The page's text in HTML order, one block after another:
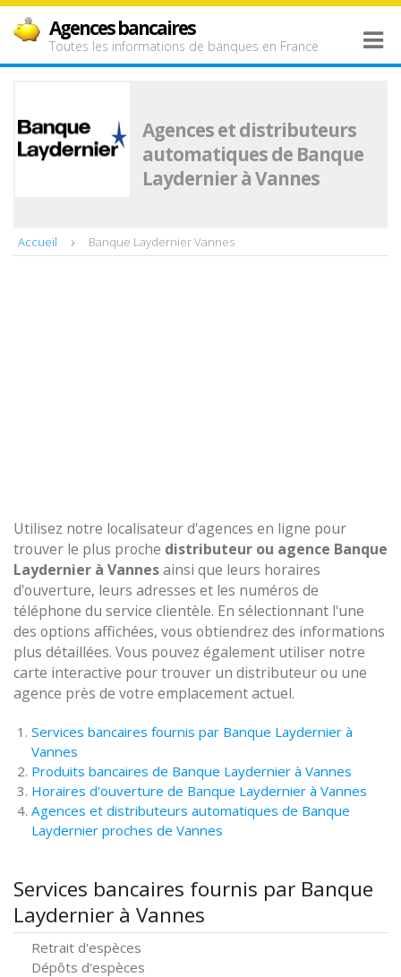
Agences bancaires
Toutes les informations de banques en France
Agences et distributeurs
automatiques de Banque
Laydernier à Vannes
Accueil Banque Laydernier Vannes
Utilisez notre localisateur d'agences en ligne pour
trouver le plus proche distributeur ou agence Banque
Laydernier à Vannesainsi que leurs horaires
d'ouverture, leurs adresses et les numéros de
téléphone du service clientèle. En sélectionnant l'une
des options affichées, vous obtiendrez des informations
plus détaillées. Vous pouvez également utiliser notre
carte interactive pour trouver un distributeur ou une
agence près de votre emplacement actuel.
Services bancaires fournis par Banque Laydernier à
Vannes
Produits bancaires de Banque Laydernier à Vannes
Horaires d'ouverture de Banque Laydernier à Vannes
Agences et distributeurs automatiques de Banque
Laydernier proches de Vannes
Services bancaires fournis par Banque
Laydernier à Vannes
Retrait d'espèces
Dépôts d'espèces